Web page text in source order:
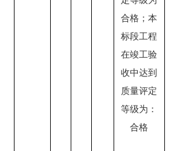
合格；本
标段工程
在竣工验
收中达到
质量评定
等级为：
合格